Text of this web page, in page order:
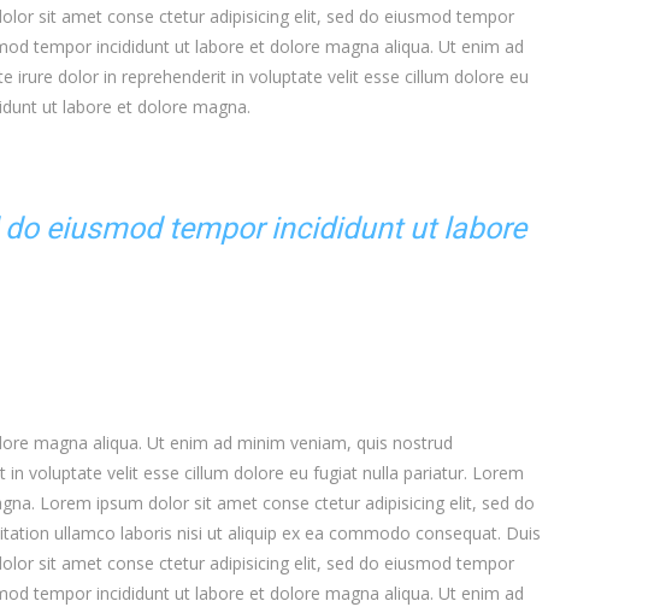
sit amet conse ctetur adipisicing elit, sed do eiusmod tempor
tempor incididunt ut labore et dolore magna aliqua. Ut enim ad
irure dolor in reprehenderit in voluptate velit esse cillum dolore eu
ut labore et dolore magna.
eiusmod tempor incididunt ut labore
magna aliqua. Ut enim ad minim veniam, quis nostrud
voluptate velit esse cillum dolore eu fugiat nulla pariatur. Lorem
Lorem ipsum dolor sit amet conse ctetur adipisicing elit, sed do
ullamco laboris nisi ut aliquip ex ea commodo consequat. Duis
sit amet conse ctetur adipisicing elit, sed do eiusmod tempor
tempor incididunt ut labore et dolore magna aliqua. Ut enim ad